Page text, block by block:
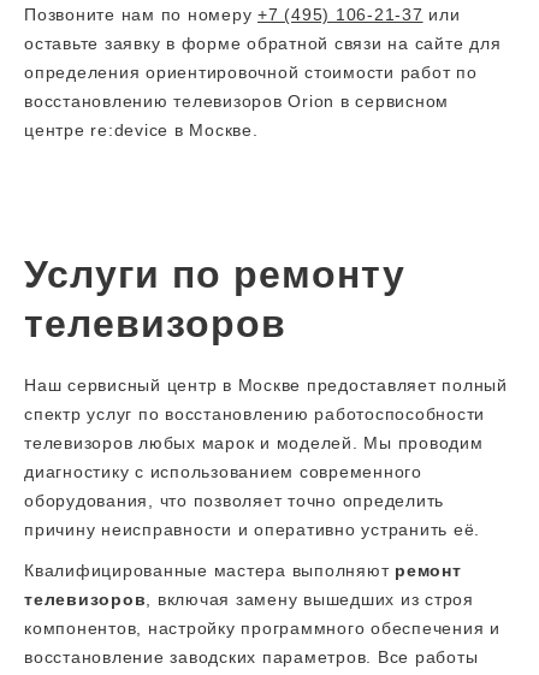
Позвоните нам по номеру +7 (495) 106-21-37 или
оставьте заявку в форме обратной связи на сайте для
определения ориентировочной стоимости работ по
восстановлению телевизоров Orion в сервисном
центре re:device в Москве.
Услуги по ремонту
телевизоров
Наш сервисный центр в Москве предоставляет полный
спектр услуг по восстановлению работоспособности
телевизоров любых марок и моделей. Мы проводим
диагностику с использованием современного
оборудования, что позволяет точно определить
причину неисправности и оперативно устранить её.
Квалифицированные мастера выполняют ремонт
телевизоров , включая замену вышедших из строя
компонентов, настройку программного обеспечения и
восстановление заводских параметров. Все работы